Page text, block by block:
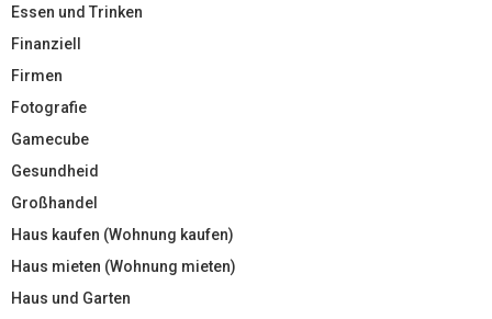
Essen und Trinken
Finanziell
Firmen
Fotografie
Gamecube
Gesundheid
Großhandel
Haus kaufen (Wohnung kaufen)
Haus mieten (Wohnung mieten)
Haus und Garten